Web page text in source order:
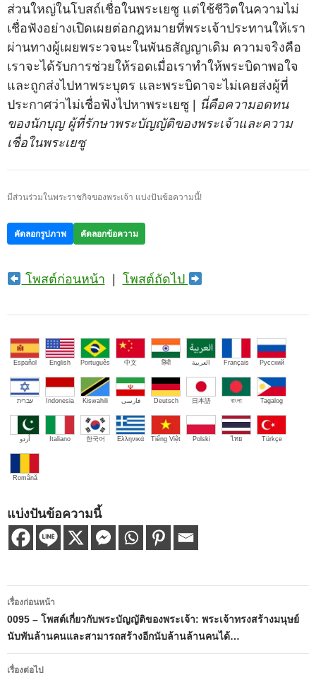
ส่วนใหญ่ในโบสถ์เชื่อในพระเยซู แต่ใช้ชีวิตในความไม่
เชื่อฟังอย่างเปิดเผยต่อกฎหมายที่พระเจ้าประทานให้เรา
ผ่านทางผู้เผยพระวจนะในพันธสัญญาเดิม ความจริงคือ
เราจะได้รับการช่วยให้รอดเมื่อเราทำให้พระบิดาพอใจ
และถูกส่งไปหาพระบุตร และพระบิดาจะไม่เคยส่งผู้ที่
ประกาศว่าไม่เชื่อฟังไปหาพระเยซู |
นี่คือความอดทน
ของนักบุญ ผู้ที่รักษาพระบัญญัติของพระเจ้าและความ
เชื่อในพระเยซู
มีส่วนร่วมในพระราชกิจของพระเจ้า แบ่งปันข้อความนี้!
คัดลอกรูปภาพ คัดลอกข้อความ
โพสต์ก่อนหน้า โพสต์ถัดไป
Español English Português 中文 हिंदी العربية Français Русский
עברית Indonesia Kiswahili فارسی Deutsch 日本語 বাংলা Tagalog
اُردو Italiano 한국어 Ελληνικά Tiếng Việt Polski ไทย Türkçe
Română
แบ่งปันข้อความนี้
เมนู
นำทาง
เรื่อง
เรื่องก่อนหน้า
0095 – โพสต์เกี่ยวกับพระบัญญัติของพระเจ้า: พระเจ้าทรงสร้างมนุษย์
นับพันล้านคนและสามารถสร้างอีกนับล้านล้านคนได้…
เรื่องต่อไป